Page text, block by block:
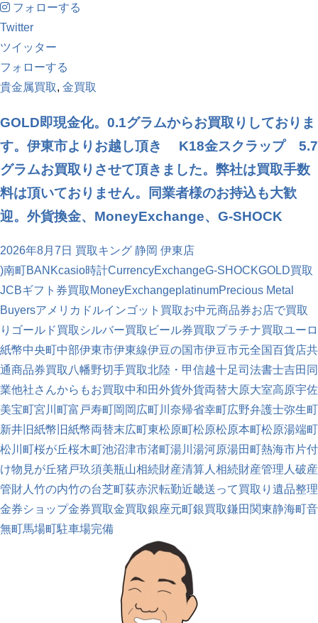
フォローする
Twitter
ツイッター
フォローする
貴金属買取, 金買取
GOLD即現金化。0.1グラムからお買取りしておりま
す。伊東市よりお越し頂き K18金スクラップ 5.7
グラムお買取りさせて頂きました。弊社は買取手数
料は頂いておりません。同業者様のお持込も大歓
迎。外貨換金、MoneyExchange、G-SHOCK
2026年8月7日 買取キング 静岡 伊東店
)南町BANKcasio時計CurrencyExchangeG-SHOCKGOLD買取
JCBギフト券買取 MoneyExchangeplatinumPrecious Metal
Buyersアメリカドルインゴット買取お中元商品券お店で買取
り ゴールド買取 シルバー買取 ビール券買取プラチナ買取ユーロ
紙幣中央町中部伊東市伊東線伊豆の国市伊豆市元全国百貨店共
通商品券買取 八幡野切手買取北陸・甲信越十足司法書士吉田 同
業他社さんからもお買取中和田外貨外貨両替大原大室高原宇佐
美宝町宮川町富戸寿町岡 岡広町川奈帰省幸町広野弁護士弥生町
新井 旧紙幣 旧紙幣両替末広町東松原町松原松原本町松原湯端町
松川町桜が丘桜木町池沼津市渚町湯川 湯河原湯田町熱海市片付
け物見が丘猪戸玖須美瓶山相続財産清算人 相続財産管理人 破産
管財人 竹の内竹の台芝町荻赤沢転勤近畿送って買取り 遺品整理
金券ショップ金券買取金買取銀座元町銀買取鎌田 関東静海町音
無町馬場町駐車場完備